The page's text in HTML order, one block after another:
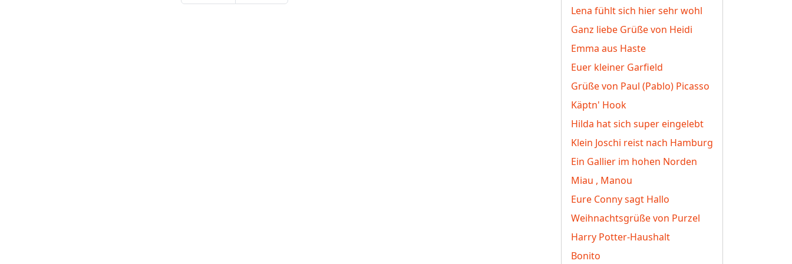
Lena fühlt sich hier sehr wohl
Ganz liebe Grüße von Heidi
Emma aus Haste
Euer kleiner Garfield
Grüße von Paul (Pablo) Picasso
Käptn' Hook
Hilda hat sich super eingelebt
Klein Joschi reist nach Hamburg
Ein Gallier im hohen Norden
Miau , Manou
Eure Conny sagt Hallo
Weihnachtsgrüße von Purzel
Harry Potter-Haushalt
Bonito